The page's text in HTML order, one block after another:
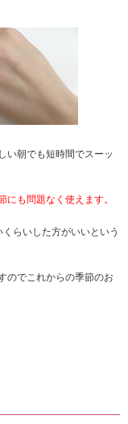
い朝でも短時間でスーッ
も問題なく使えます。
らいした方がいいという
のでこれからの季節のお